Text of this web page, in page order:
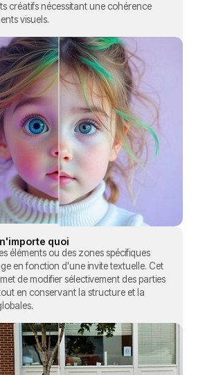
créatifs nécessitant une cohérence
visuels.
quoi
éléments ou des zones spécifiques
en fonction d'une invite textuelle. Cet
de modifier sélectivement des parties
en conservant la structure et la